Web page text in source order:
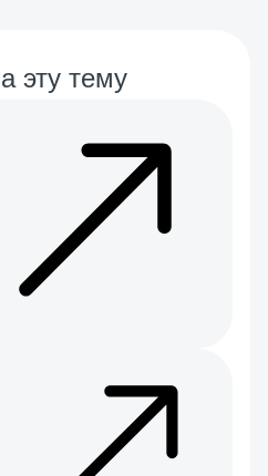
эту тему